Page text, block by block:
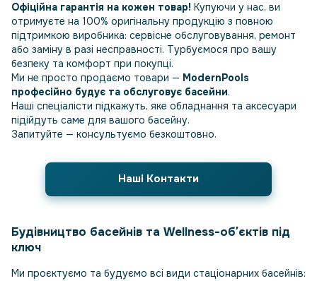
Офіційна гарантія на кожен товар! Купуючи у нас, ви
отримуєте на 100% оригінальну продукцію з повною
підтримкою виробника: сервісне обслуговування, ремонт
або заміну в разі несправності. Турбуємося про вашу
безпеку та комфорт при покупці.
Ми не просто продаємо товари — ModernPools
професійно будує та обслуговує басейни.
Наші спеціалісти підкажуть, яке обладнання та аксесуари
підійдуть саме для вашого басейну.
Запитуйте — консультуємо безкоштовно.
Наші Контакти
Будівництво басейнів та Wellness-обʼєктів під
ключ
Ми проєктуємо та будуємо всі види стаціонарних басейнів: